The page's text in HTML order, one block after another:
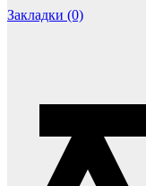
Закладки (0)